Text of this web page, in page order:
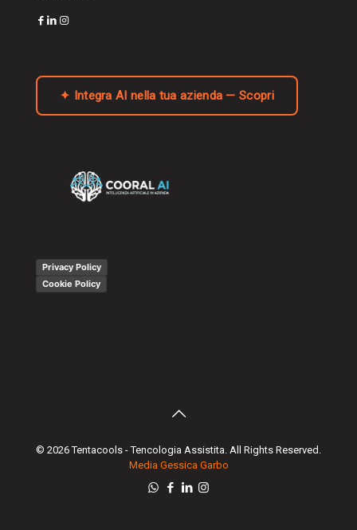
✦ Integra AI nella tua azienda — Scopri
Privacy Policy
Cookie Policy
© 2026 Tentacools - Tencologia Assistita. All Rights Reserved.
Media Gessica Garbo